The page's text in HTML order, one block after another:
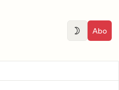
Abo